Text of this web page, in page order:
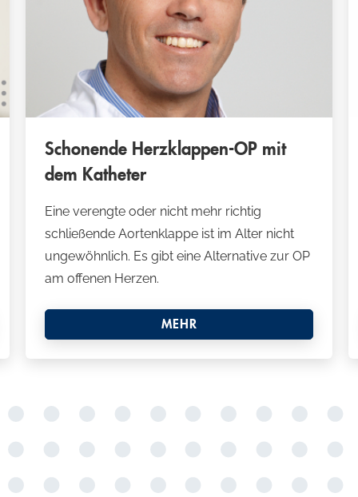
Schonende Herzklappen-OP mit
dem Katheter
Eine verengte oder nicht mehr richtig
schließende Aortenklappe ist im Alter nicht
ungewöhnlich. Es gibt eine Alternative zur OP
am offenen Herzen.
MEHR